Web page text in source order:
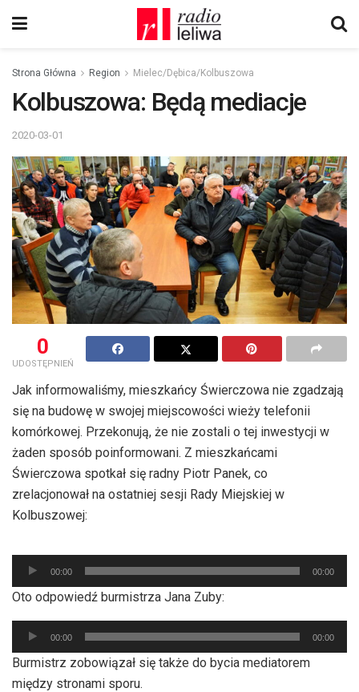
Strona Główna Region Mielec/Dębica/Kolbuszowa
Kolbuszowa: Będą mediacje
2020-03-01
0
UDOSTĘPNIEŃ
Jak informowaliśmy, mieszkańcy Świerczowa nie zgadzają
się na budowę w swojej miejscowości wieży telefonii
komórkowej. Przekonują, że nie zostali o tej inwestycji w
żaden sposób poinformowani. Z mieszkańcami
Świerczowa spotkał się radny Piotr Panek, co
zrelacjonował na ostatniej sesji Rady Miejskiej w
Kolbuszowej:
Odtwarzacz
plików
dźwiękowych
00:00 00:00
Oto odpowiedź burmistrza Jana Zuby:
Odtwarzacz
plików
dźwiękowych
00:00 00:00
Burmistrz zobowiązał się także do bycia mediatorem
między stronami sporu.